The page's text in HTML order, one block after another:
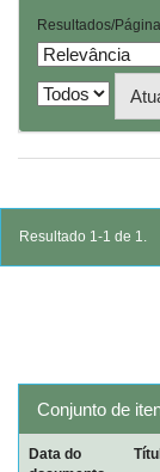
Resultados/Página
Resultado 1-1 de 1.
Conjunto de
Data do